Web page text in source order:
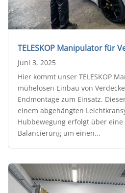
TELESKOP Manipulator für
Juni 3, 2025
Hier kommt unser TELESKOP
mühelosen Einbau von
Endmontage zum Einsatz.
einem abgehängten
Hubbewegung erfolgt über
Balancierung um einen...